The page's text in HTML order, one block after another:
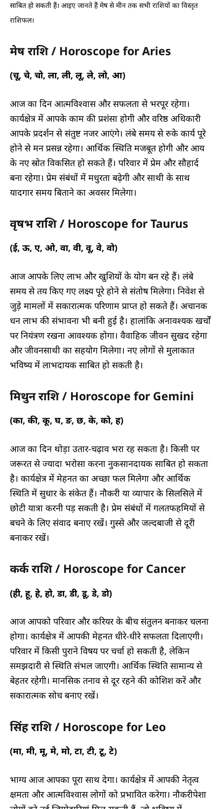
साबित हो सकती हैं। आइए जानते हैं मेष से मीन तक सभी राशियों का विस्तृत
राशिफल।
मेष राशि / Horoscope for Aries
(चू, चे, चो, ला, ली, लू, ले, लो, आ)
आज का दिन आत्मविश्वास और सफलता से भरपूर रहेगा।
कार्यक्षेत्र में आपके काम की प्रशंसा होगी और वरिष्ठ अधिकारी
आपके प्रदर्शन से संतुष्ट नजर आएंगे। लंबे समय से रुके कार्य पूरे
होने से मन प्रसन्न रहेगा। आर्थिक स्थिति मजबूत होगी और आय
के नए स्रोत विकसित हो सकते हैं। परिवार में प्रेम और सौहार्द
बना रहेगा। प्रेम संबंधों में मधुरता बढ़ेगी और साथी के साथ
यादगार समय बिताने का अवसर मिलेगा।
वृषभ राशि / Horoscope for Taurus
(ई, ऊ, ए, ओ, वा, वी, वू, वे, वो)
आज आपके लिए लाभ और खुशियों के योग बन रहे हैं। लंबे
समय से तय किए गए लक्ष्य पूरे होने से संतोष मिलेगा। निवेश से
जुड़े मामलों में सकारात्मक परिणाम प्राप्त हो सकते हैं। अचानक
धन लाभ की संभावना भी बनी हुई है। हालांकि अनावश्यक खर्चों
पर नियंत्रण रखना आवश्यक होगा। वैवाहिक जीवन सुखद रहेगा
और जीवनसाथी का सहयोग मिलेगा। नए लोगों से मुलाकात
भविष्य में लाभदायक साबित हो सकती है।
मिथुन राशि / Horoscope for Gemini
(का, की, कू, घ, ङ, छ, के, को, ह)
आज का दिन थोड़ा उतार-चढ़ाव भरा रह सकता है। किसी पर
जरूरत से ज्यादा भरोसा करना नुकसानदायक साबित हो सकता
है। कार्यक्षेत्र में मेहनत का अच्छा फल मिलेगा और आर्थिक
स्थिति में सुधार के संकेत हैं। नौकरी या व्यापार के सिलसिले में
छोटी यात्रा करनी पड़ सकती है। प्रेम संबंधों में गलतफहमियों से
बचने के लिए संवाद बनाए रखें। गुस्से और जल्दबाजी से दूरी
बनाकर रखें।
कर्क राशि / Horoscope for Cancer
(ही, हू, हे, हो, डा, डी, डू, डे, डो)
आज आपको परिवार और करियर के बीच संतुलन बनाकर चलना
होगा। कार्यक्षेत्र में आपकी मेहनत धीरे-धीरे सफलता दिलाएगी।
परिवार में किसी पुराने विषय पर चर्चा हो सकती है, लेकिन
समझदारी से स्थिति संभल जाएगी। आर्थिक स्थिति सामान्य से
बेहतर रहेगी। मानसिक तनाव से दूर रहने की कोशिश करें और
सकारात्मक सोच बनाए रखें।
सिंह राशि / Horoscope for Leo
(मा, मी, मू, मे, मो, टा, टी, टू, टे)
भाग्य आज आपका पूरा साथ देगा। कार्यक्षेत्र में आपकी नेतृत्व
क्षमता और आत्मविश्वास लोगों को प्रभावित करेगा। नौकरीपेशा